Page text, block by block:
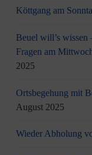
Köttgang am
Beuel will’s
Fragen am
2025
Ortsbegehung mit
August 2025
Wieder Abholung